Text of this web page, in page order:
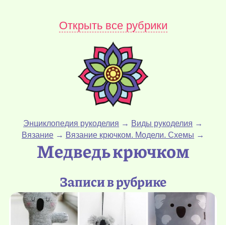
Открыть все рубрики
Энциклопедия рукоделия → Виды рукоделия →
Вязание → Вязание крючком. Модели. Схемы →
Медведь крючком
Записи в рубрике